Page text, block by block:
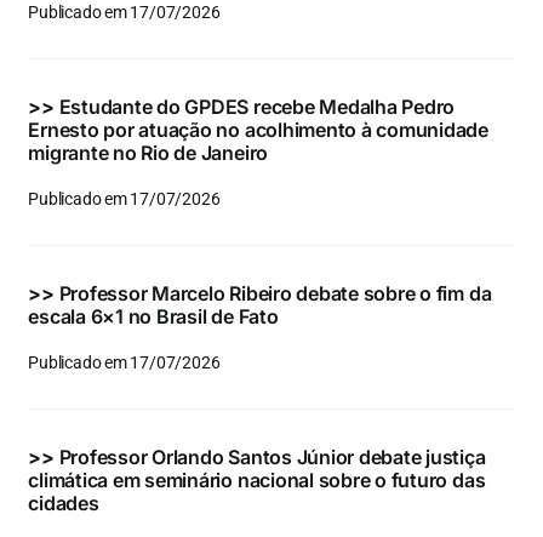
para:
Publicado em 17/07/2026
>> Estudante do GPDES recebe Medalha Pedro
Ernesto por atuação no acolhimento à comunidade
migrante no Rio de Janeiro
Publicado em 17/07/2026
>> Professor Marcelo Ribeiro debate sobre o fim da
escala 6×1 no Brasil de Fato
Publicado em 17/07/2026
>> Professor Orlando Santos Júnior debate justiça
climática em seminário nacional sobre o futuro das
cidades